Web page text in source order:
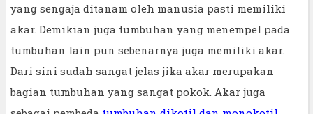
yang sengaja ditanam oleh manusia pasti memiliki
akar. Demikian juga tumbuhan yang menempel pada
tumbuhan lain pun sebenarnya juga memiliki akar.
Dari sini sudah sangat jelas jika akar merupakan
bagian tumbuhan yang sangat pokok. Akar juga